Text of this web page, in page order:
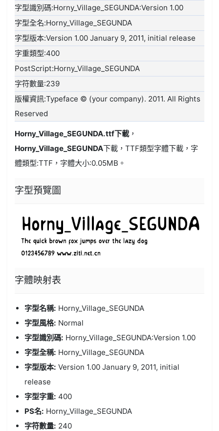
字型識別碼:Horny_Village_SEGUNDA:Version 1.00
字型全名:Horny_Village_SEGUNDA
字型版本:Version 1.00 January 9, 2011, initial release
字重類型:400
PostScript:Horny_Village_SEGUNDA
字符數量:239
版權資訊:Typeface © (your company). 2011. All Rights
Reserved
Horny_Village_SEGUNDA.ttf下載，
Horny_Village_SEGUNDA下載，TTF類型字體下載，字
體類型:TTF ，字體大小:0.05MB。
字型預覽圖
字體映射表
字型名稱: Horny_Village_SEGUNDA
字型風格: Normal
字型識別碼: Horny_Village_SEGUNDA:Version 1.00
字型全稱: Horny_Village_SEGUNDA
字型版本: Version 1.00 January 9, 2011, initial
release
字型字重: 400
PS名: Horny_Village_SEGUNDA
字符數量: 240